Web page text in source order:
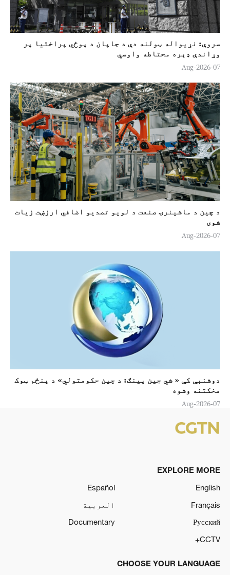
سروې: نړیواله ټولنه دې د جاپان د پوځي پراختیا پر
وړاندې ډېره محتاطه واوسي
07-Aug-2026
د چین د ماشینرۍ صنعت د لويو تصدیو اضافي ارزښت زيات
شوی
07-Aug-2026
دوشنبې کې « شي جين پینګ: د چين حکومتولي» د پنځم ټوک
مخکتنه وشوه
07-Aug-2026
EXPLORE MORE
English
Español
Français
العربية
Русский
Documentary
CCTV+
CHOOSE YOUR LANGUAGE